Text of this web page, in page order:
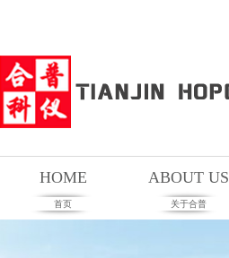
HOME
首页
ABOUT US
关于合普